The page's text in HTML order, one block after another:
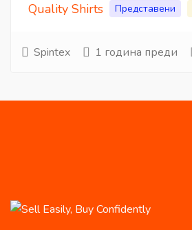
Quality Shirts Представени
Spintex 1 година преди